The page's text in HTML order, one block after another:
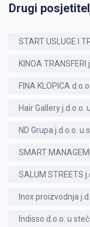
Drugi
START USLUGE I
KINOA
FINA KLOPICA
Hair Gallery j.d.o.o.
ND Grupa j.d.o.o. u
SMART
SALUM STREETS
Inox proizvodnja
Indisso d.o.o. u